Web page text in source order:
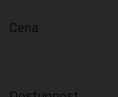
Cena